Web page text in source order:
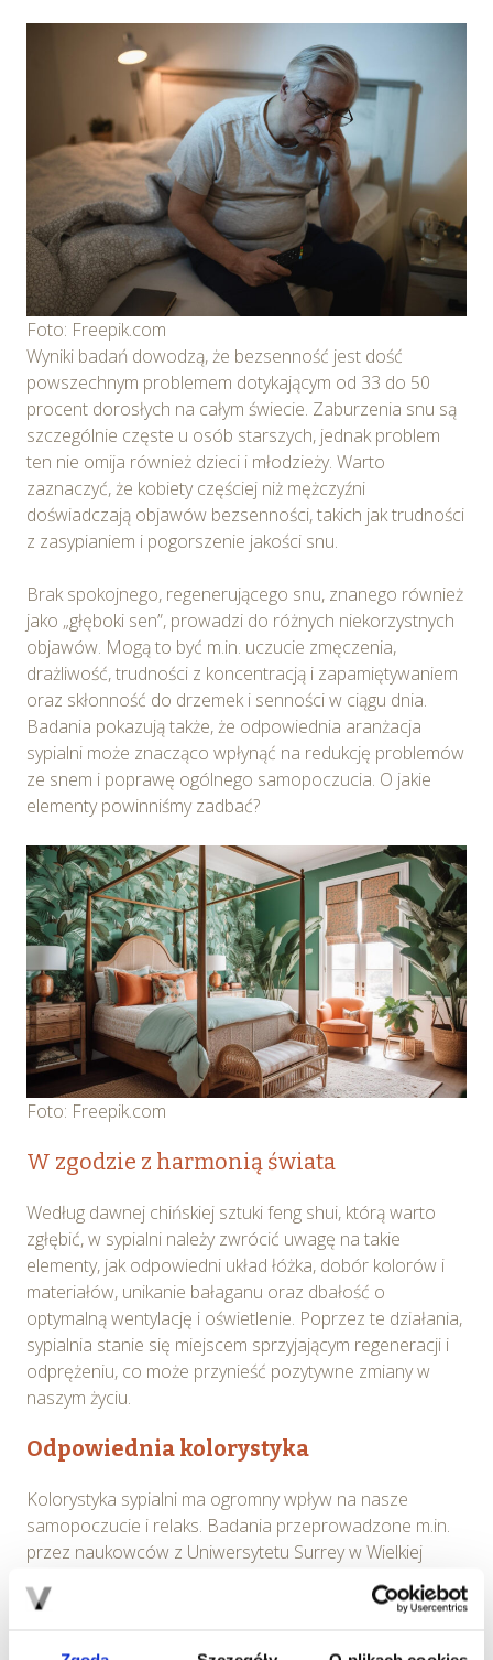
Foto: Freepik.com
Wyniki badań dowodzą, że bezsenność jest dość
powszechnym problemem dotykającym od 33 do 50
procent dorosłych na całym świecie. Zaburzenia snu są
szczególnie częste u osób starszych, jednak problem
ten nie omija również dzieci i młodzieży. Warto
zaznaczyć, że kobiety częściej niż mężczyźni
doświadczają objawów bezsenności, takich jak trudności
z zasypianiem i pogorszenie jakości snu.
Brak spokojnego, regenerującego snu, znanego również
jako „głęboki sen”, prowadzi do różnych niekorzystnych
objawów. Mogą to być m.in. uczucie zmęczenia,
drażliwość, trudności z koncentracją i zapamiętywaniem
oraz skłonność do drzemek i senności w ciągu dnia.
Badania pokazują także, że odpowiednia aranżacja
sypialni może znacząco wpłynąć na redukcję problemów
ze snem i poprawę ogólnego samopoczucia. O jakie
elementy powinniśmy zadbać?
Foto: Freepik.com
W zgodzie z harmonią świata
Według dawnej chińskiej sztuki feng shui, którą warto
zgłębić, w sypialni należy zwrócić uwagę na takie
elementy, jak odpowiedni układ łóżka, dobór kolorów i
materiałów, unikanie bałaganu oraz dbałość o
optymalną wentylację i oświetlenie. Poprzez te działania,
sypialnia stanie się miejscem sprzyjającym regeneracji i
odprężeniu, co może przynieść pozytywne zmiany w
naszym życiu.
Odpowiednia kolorystyka
Kolorystyka sypialni ma ogromny wpływ na nasze
samopoczucie i relaks. Badania przeprowadzone m.in.
przez naukowców z Uniwersytetu Surrey w Wielkiej
pomieszczeniach w odcieniach niebieskiego i zieleni,